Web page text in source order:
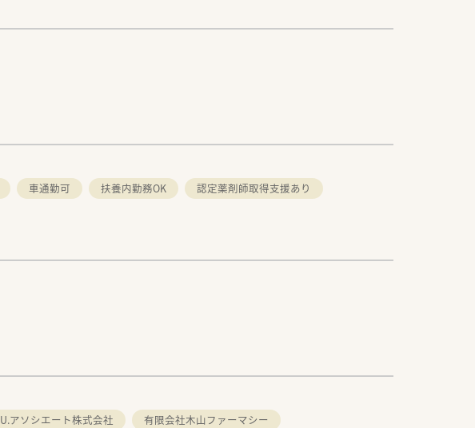
車通勤可 扶養内勤務OK 認定薬剤師取得支援あり
U.アソシエート株式会社 有限会社木山ファーマシー